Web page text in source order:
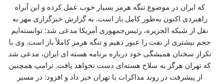
که ایران در موضوع تنگه هرمز بسیار خوب عمل کرده و این آبراه
راهبردی اکنون به‌طور کامل باز است. به گزارش خبرگزاری مهر به
نقل از شبکه الجزیره، رئیس‌جمهوری آمریکا مدعی شد: توانسته‌ایم
حجم بیشتری از نفت را عبور دهیم و تنگه هرمز کاملاً باز است. وی با
تکرار سخنان همیشگی خود درباره برنامه هسته ای ایران، مدعی شد
که تهران هرگز به سلاح هسته‌ای دست نخواهد یافت. ترامپ همچنین
از پیشرفت در روند مذاکرات با تهران خبر داد و افزود: در مسیر